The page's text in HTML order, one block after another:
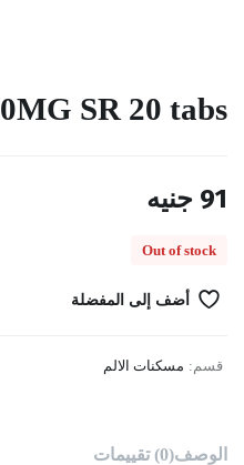
SR 20 tabs
91 جنيه
Out of stock
أضف إلى المفضلة
قسم: مسكنات الالم
الوصف(0) تقييمات